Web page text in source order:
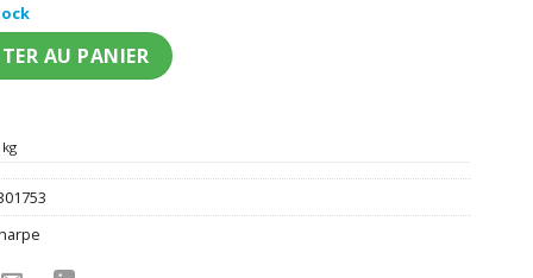
Bride Tribe EVJF adulte
AU PANIER